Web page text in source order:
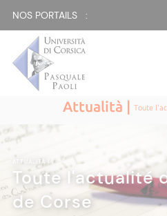
NOS PORTAILS :
Attualità |Toute
ATTUALITÀ|
Toute l'actualité
de Corse